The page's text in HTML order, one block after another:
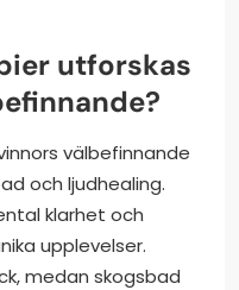
utforskas
välbefinnande
och ljudhealing.
klarhet och
upplevelser.
medan skogsbad